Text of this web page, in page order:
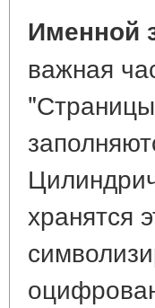
Именной
важная
хранятся